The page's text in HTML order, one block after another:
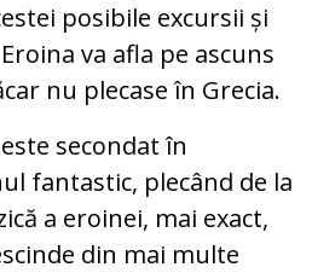
posibile excursii și
va afla pe ascuns
nu plecase în Grecia.
secondat în
fantastic, plecând de la
a eroinei, mai exact,
din mai multe